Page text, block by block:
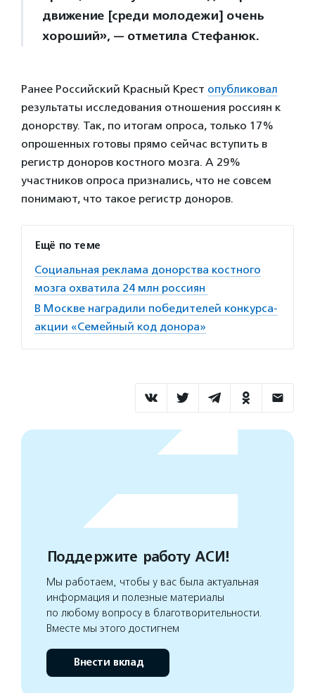
движение [среди молодежи] очень
хороший», — отметила Стефанюк.
Ранее Российский Красный Крест опубликовал
результаты исследования отношения россиян к
донорству. Так, по итогам опроса, только 17%
опрошенных готовы прямо сейчас вступить в
регистр доноров костного мозга. А 29%
участников опроса признались, что не совсем
понимают, что такое регистр доноров.
Ещё по теме
Социальная реклама донорства костного
мозга охватила 24 млн россиян
В Москве наградили победителей конкурса-
акции «Семейный код донора»
Поддержите работу АСИ!
Мы работаем, чтобы у вас была актуальная
информация и полезные материалы
по любому вопросу в благотворительности.
Вместе мы этого достигнем
Внести вклад